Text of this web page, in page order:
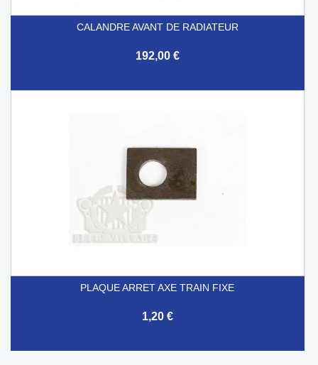
CALANDRE AVANT DE RADIATEUR
192,00 €
PLAQUE ARRET AXE TRAIN FIXE
1,20 €